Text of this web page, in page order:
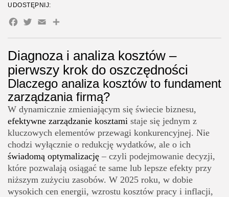
Zoologia/Rolnictwo/Leśnictwo
24 Artykułów
Diagnoza i analiza kosztów –
pierwszy krok do oszczędności
Dlaczego analiza kosztów to fundament
zarządzania firmą?
W dynamicznie zmieniającym się świecie biznesu,
efektywne zarządzanie kosztami staje się jednym z
kluczowych elementów przewagi konkurencyjnej. Nie
chodzi wyłącznie o redukcję wydatków, ale o ich
świadomą optymalizację – czyli podejmowanie decyzji,
które pozwalają osiągać te same lub lepsze efekty przy
niższym zużyciu zasobów. W 2025 roku, w dobie
wysokich cen energii, wzrostu kosztów pracy i inflacji,
oszczędności?
Elastyczne formy zatrudnienia i optymalizacja kosztów
kadrowych
Leasing, abonamenty i subskrypcje – cichy pożeracz
budżetu
Energia i media – ukryty potencjał oszczędności
Synergia działań = stabilność finansowa
FAQ optymalizacja kosztów prowadzenia firmy
Od czego zacząć analizę kosztów w firmie?
Jakie koszty najłatwiej ograniczyć w małej firmie?
Czy outsourcing naprawdę się opłaca?
Jak obniżyć koszty energii w firmie?
UDOSTĘPNIJ:
Facebook
Twitter
EmailShare